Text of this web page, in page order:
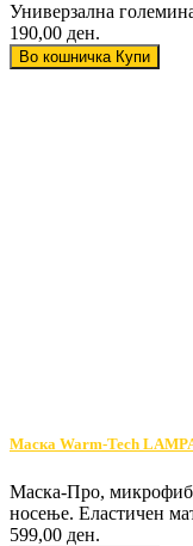
Универзална
190,00 ден.
Во кошничка Купи
Маска Warm-Tech
Маска-Про,
носење. Еластичен
599,00 ден.